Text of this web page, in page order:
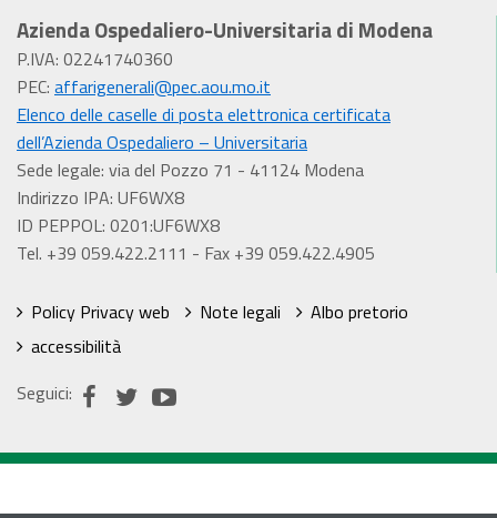
Azienda Ospedaliero-Universitaria di Modena
P.IVA: 02241740360
PEC: affarigenerali@pec.aou.mo.it
Elenco delle caselle di posta elettronica certificata
dell’Azienda Ospedaliero – Universitaria
Sede legale: via del Pozzo 71 - 41124 Modena
Indirizzo IPA: UF6WX8
ID PEPPOL: 0201:UF6WX8
Tel. +39 059.422.2111 - Fax +39 059.422.4905
Policy Privacy web Note legali
Albo pretorio
accessibilità
Seguici: